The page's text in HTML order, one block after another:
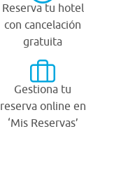
Reserva tu hotel
con cancelación
gratuita
Gestiona tu
reserva online en
‘Mis Reservas’